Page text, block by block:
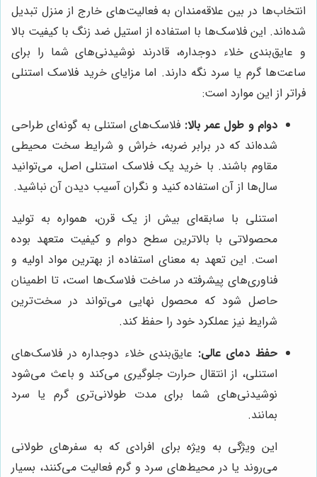
انتخاب‌ها در بین علاقه‌مندان به فعالیت‌های خارج از منزل تبدیل
شده‌اند. این فلاسک‌ها با استفاده از استیل ضد زنگ با کیفیت بالا
و عایق‌بندی خلاء دوجداره، قادرند نوشیدنی‌های شما را برای
ساعت‌ها گرم یا سرد نگه دارند. اما مزایای خرید فلاسک استنلی
فراتر از این موارد است:
دوام و طول عمر بالا: فلاسک‌های استنلی به گونه‌ای طراحی
شده‌اند که در برابر ضربه، خراش و شرایط سخت محیطی
مقاوم باشند. با خرید یک فلاسک استنلی اصل، می‌توانید
سال‌ها از آن استفاده کنید و نگران آسیب دیدن آن نباشید.
استنلی با سابقه‌ای بیش از یک قرن، همواره به تولید
محصولاتی با بالاترین سطح دوام و کیفیت متعهد بوده
است. این تعهد به معنای استفاده از بهترین مواد اولیه و
فناوری‌های پیشرفته در ساخت فلاسک‌ها است، تا اطمینان
حاصل شود که محصول نهایی می‌تواند در سخت‌ترین
شرایط نیز عملکرد خود را حفظ کند.
حفظ دمای عالی: عایق‌بندی خلاء دوجداره در فلاسک‌های
استنلی، از انتقال حرارت جلوگیری می‌کند و باعث می‌شود
نوشیدنی‌های شما برای مدت طولانی‌تری گرم یا سرد
بمانند.
این ویژگی به ویژه برای افرادی که به سفرهای طولانی
می‌روند یا در محیط‌های سرد و گرم فعالیت می‌کنند، بسیار